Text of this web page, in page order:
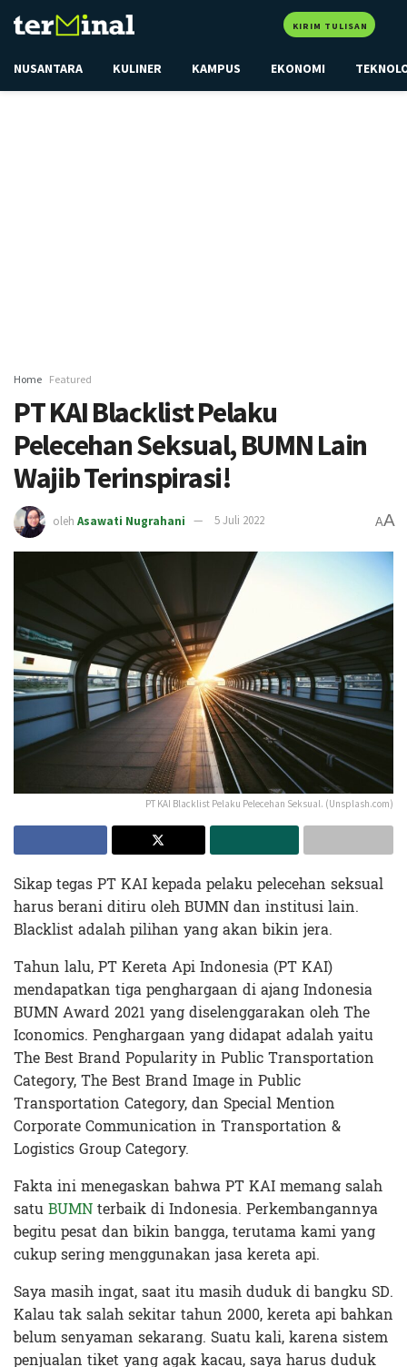
KIRIM TULISAN
NUSANTARA KULINER KAMPUS EKONOMI
Home Featured
PT KAI Blacklist Pelaku
Pelecehan Seksual, BUMN Lain
Wajib Terinspirasi!
oleh Asawati Nugrahani 5 Juli 2022 AA
PT KAI Blacklist Pelaku Pelecehan Seksual. (Unsplash.com)
Sikap tegas PT KAI kepada pelaku pelecehan seksual
harus berani ditiru oleh BUMN dan institusi lain.
Blacklist adalah pilihan yang akan bikin jera.
Tahun lalu, PT Kereta Api Indonesia (PT KAI)
mendapatkan tiga penghargaan di ajang Indonesia
BUMN Award 2021 yang diselenggarakan oleh The
Iconomics. Penghargaan yang didapat adalah yaitu
The Best Brand Popularity in Public Transportation
Category, The Best Brand Image in Public
Transportation Category, dan Special Mention
Corporate Communication in Transportation &
Logistics Group Category.
Fakta ini menegaskan bahwa PT KAI memang salah
satuBUMNterbaik di Indonesia. Perkembangannya
begitu pesat dan bikin bangga, terutama kami yang
cukup sering menggunakan jasa kereta api.
Saya masih ingat, saat itu masih duduk di bangku SD.
Kalau tak salah sekitar tahun 2000, kereta api bahkan
belum senyaman sekarang. Suatu kali, karena sistem
penjualan tiket yang agak kacau, saya harus duduk